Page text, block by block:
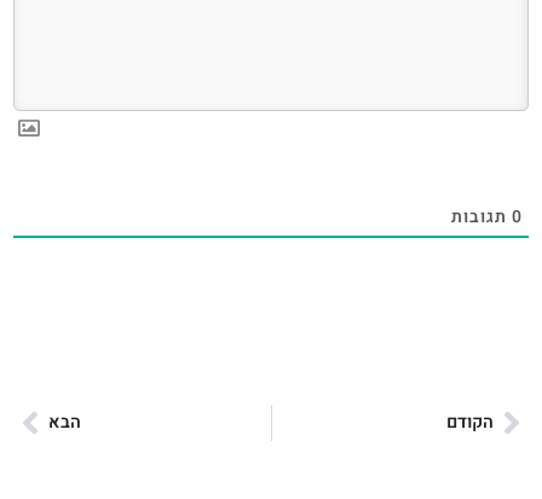
0 תגובות
הקודם הבא